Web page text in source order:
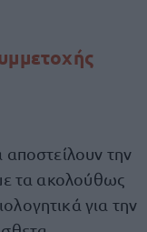
αποστείλουν την
τα ακολούθως
για την